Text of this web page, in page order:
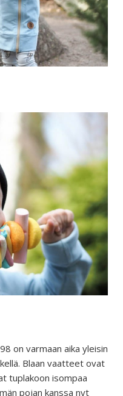
on varmaan aika yleisin
Blaan vaatteet ovat
tuplakoon isompaa
pojan kanssa nyt